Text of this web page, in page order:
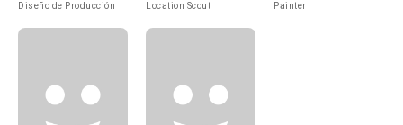
Diseño de Producción Location Scout Painter